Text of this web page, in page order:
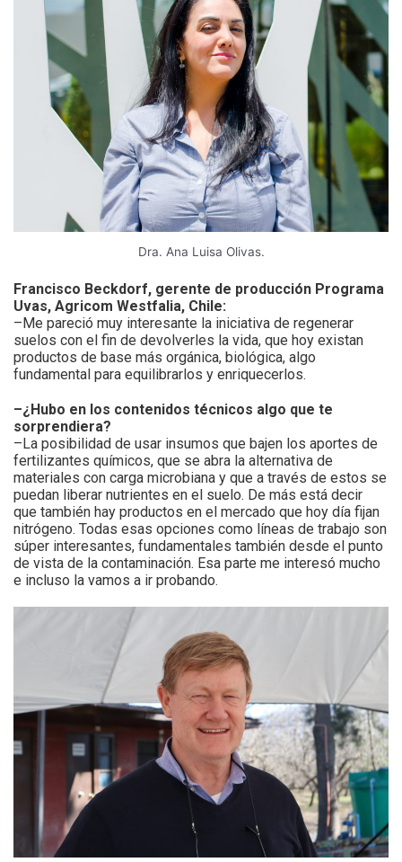
Dra. Ana Luisa Olivas.
Francisco Beckdorf, gerente de producción Programa
Uvas, Agricom Westfalia, Chile:
–Me pareció muy interesante la iniciativa de regenerar
suelos con el fin de devolverles la vida, que hoy existan
productos de base más orgánica, biológica, algo
fundamental para equilibrarlos y enriquecerlos.
–¿Hubo en los contenidos técnicos algo que te
sorprendiera?
–La posibilidad de usar insumos que bajen los aportes de
fertilizantes químicos, que se abra la alternativa de
materiales con carga microbiana y que a través de estos se
puedan liberar nutrientes en el suelo. De más está decir
que también hay productos en el mercado que hoy día fijan
nitrógeno. Todas esas opciones como líneas de trabajo son
súper interesantes, fundamentales también desde el punto
de vista de la contaminación. Esa parte me interesó mucho
e incluso la vamos a ir probando.